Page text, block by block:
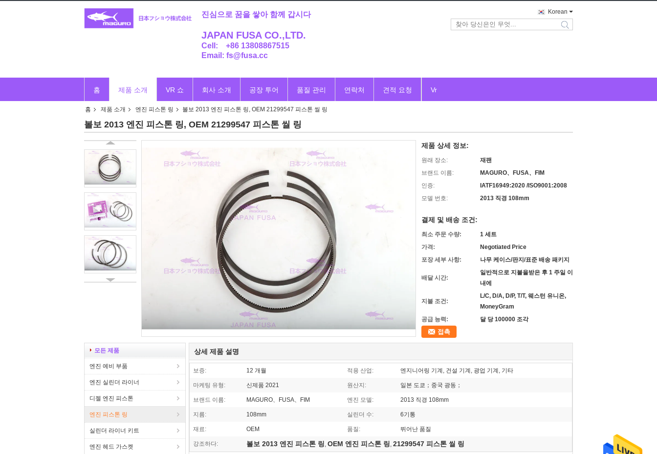
진심으로 꿈을 쌓아 함께 갑시다
JAPAN FUSA CO.,LTD.
Cell: +86 13808867515
Email: fs@fusa.cc
Korean
search
홈 제품 소개 VR 쇼 회사 소개 공장 투어 품질 관리 연락처 견적 요청 Vr
홈 제품 소개 엔진 피스톤 링 볼보 2013 엔진 피스톤 링, OEM 21299547 피스톤 씰 링
볼보 2013 엔진 피스톤 링, OEM 21299547 피스톤 씰 링
제품 상세 정보:
원래 장소:
재팬
브랜드 이름:
MAGURO、FUSA、FIM
인증:
IATF16949:2020 /ISO9001:2008
모델 번호:
2013 직경 108mm
결제 및 배송 조건:
최소 주문 수량:
1 세트
가격:
Negotiated Price
포장 세부 사항:
나무 케이스/판지/표준 배송 패키지
배달 시간:
일반적으로 지불을받은 후 1 주일 이
내에
지불 조건:
L/C, D/A, D/P, T/T, 웨스턴 유니온,
MoneyGram
공급 능력:
달 당 100000 조각
접촉
모든 제품
엔진 예비 부품
엔진 실린더 라이너
디젤 엔진 피스톤
엔진 피스톤 링
실린더 라이너 키트
엔진 헤드 가스켓
상세 제품 설명
보증: 12 개월 적용 산업: 엔지니어링 기계, 건설 기계, 광업 기계, 기타
마케팅 유형: 신제품 2021 원산지: 일본 도쿄；중국 광동；
브랜드 이름: MAGURO、FUSA、FIM 엔진 모델: 2013 직경 108mm
지름: 108mm 실린더 수: 6기통
재료: OEM 품질: 뛰어난 품질
강조하다: 볼보 2013 엔진 피스톤 링, OEM 엔진 피스톤 링, 21299547 피스톤 씰 링